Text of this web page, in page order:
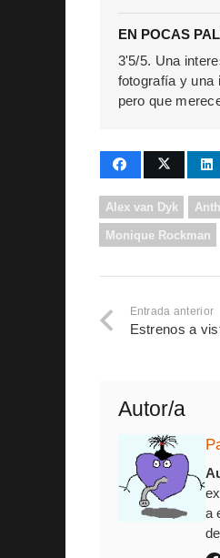
EN POCAS
3'5/5. Una
fotografía y una
pero que
Alex van Dyk
Monique Rockman
Entrada anterior
Estrenos a
Autor/a
a